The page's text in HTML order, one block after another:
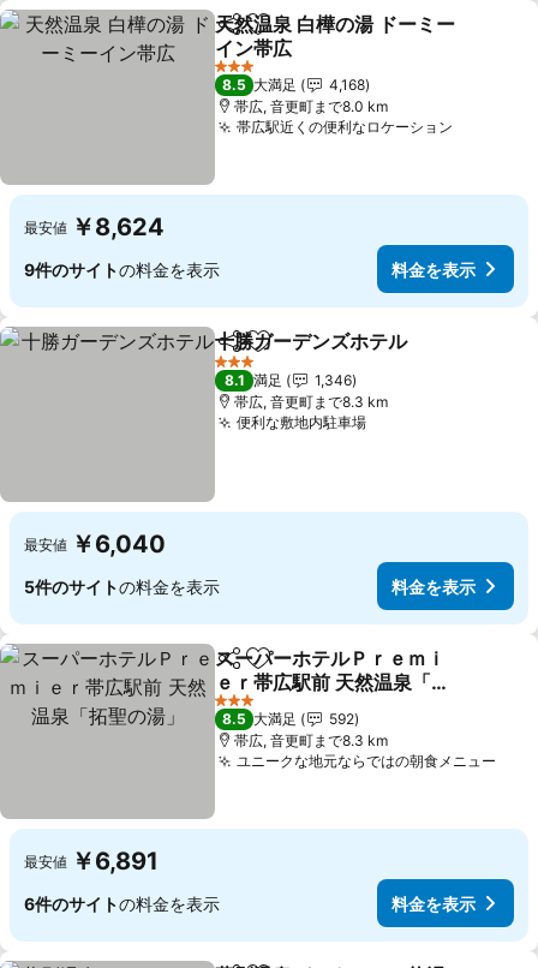
シェアお気に入りに追加
天然温泉 白樺の湯 ドーミー
イン帯広
料金を表示
3 ホテルのランク
8.5 大満足
4,168
帯広, 音更町まで8.0 km
帯広駅近くの便利なロケーション
最安値 ￥8,624
9件のサイトの料金を表示 料金を表示
シェアお気に入りに追加
十勝ガーデンズホテル
3 ホテルのランク
8.1 満足
1,346
帯広, 音更町まで8.3 km
便利な敷地内駐車場料金を表示
最安値 ￥6,040
5件のサイトの料金を表示 料金を表示
シェアお気に入りに追加
スーパーホテルＰｒｅｍｉ
ｅｒ帯広駅前 天然温泉「拓
聖の湯」
料金を表示
3 ホテルのランク
8.5 大満足
592
帯広, 音更町まで8.3 km
ユニークな地元ならではの朝食メニュー
最安値 ￥6,891
6件のサイトの料金を表示 料金を表示